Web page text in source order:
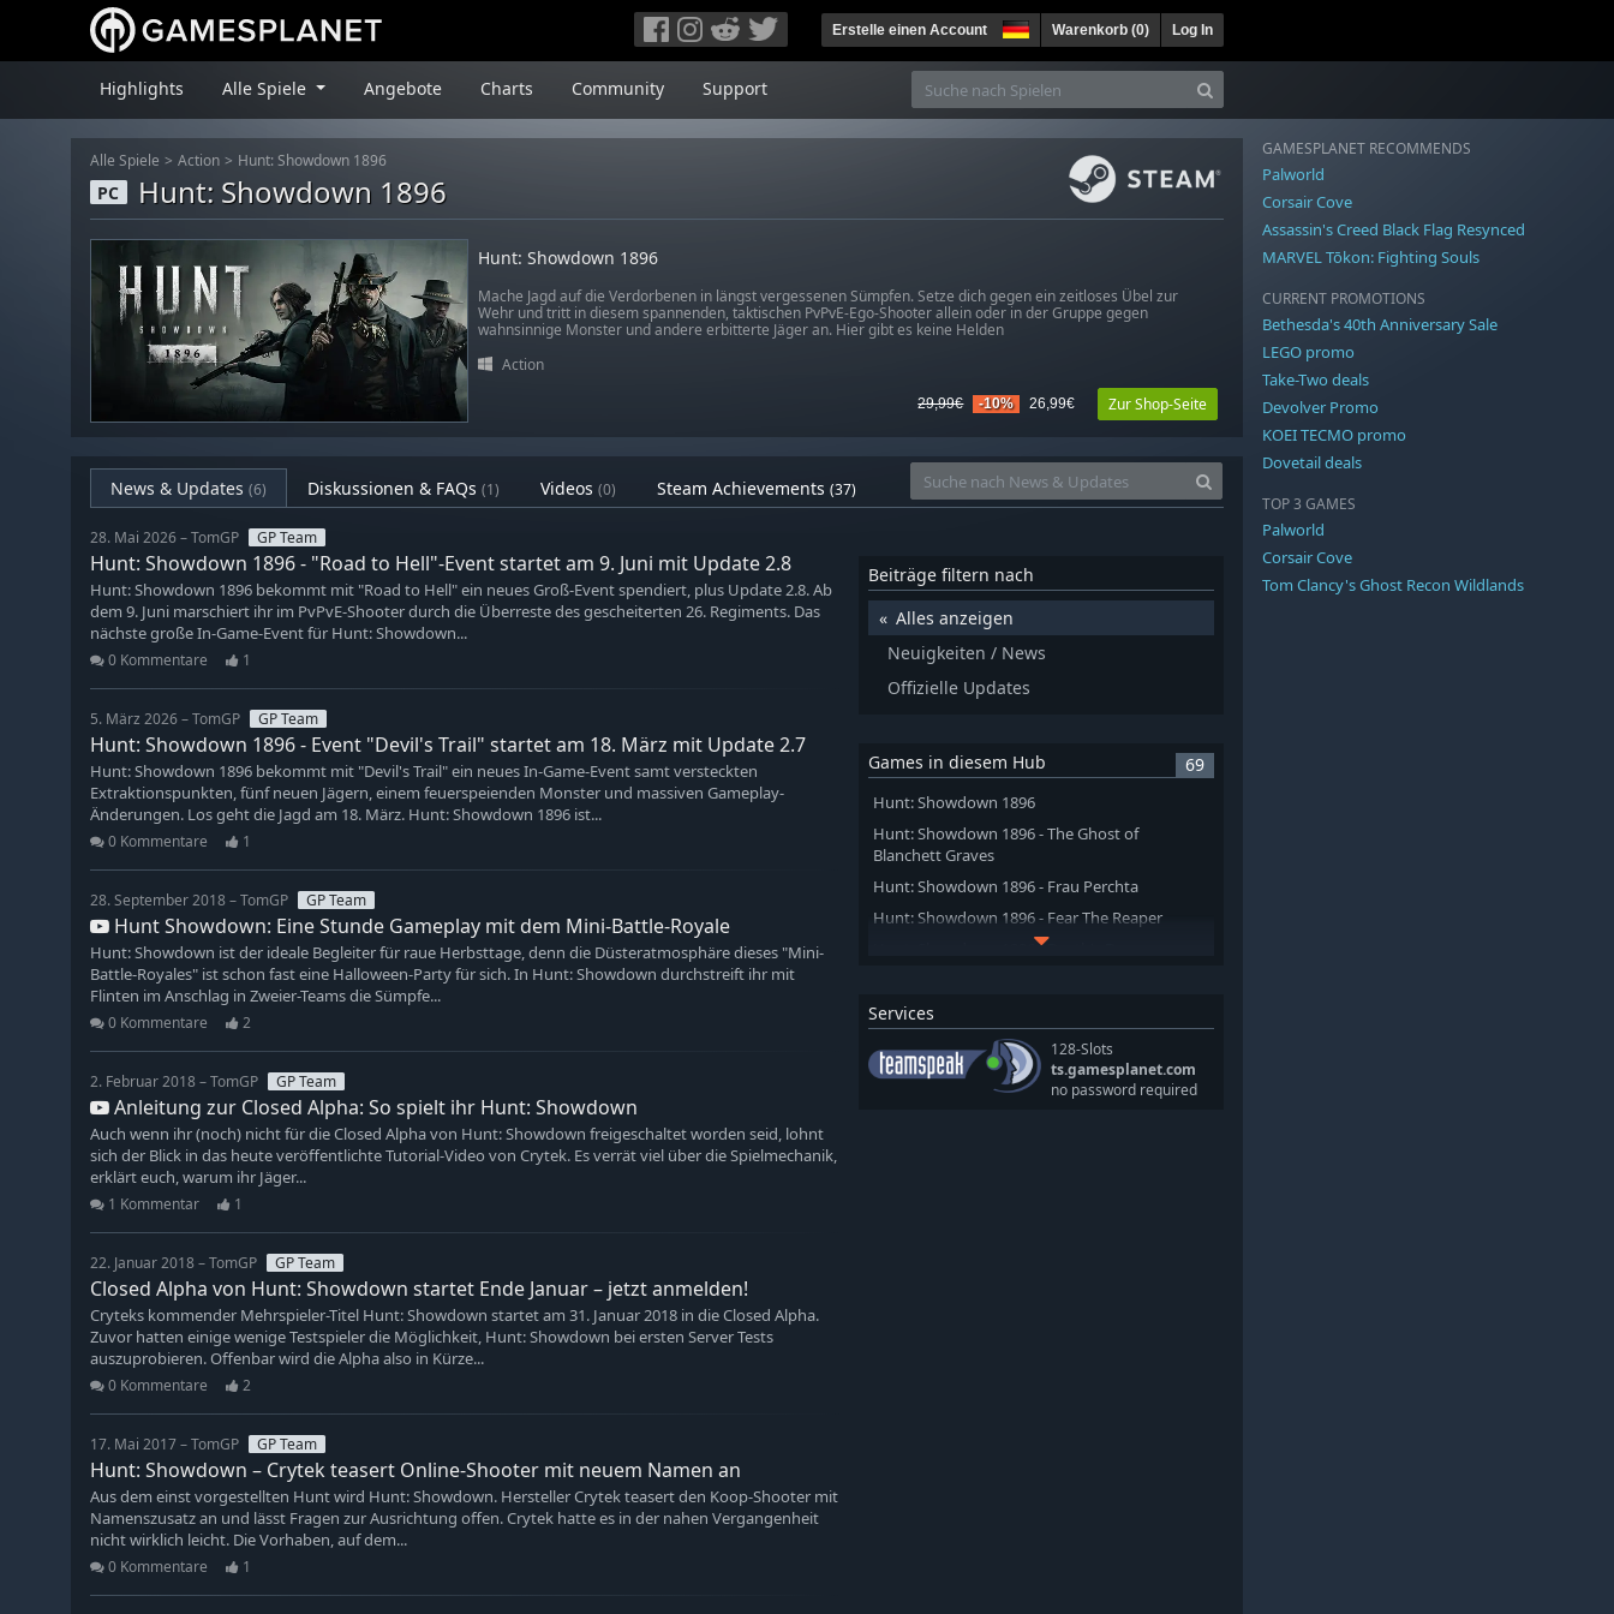
Erstelle einen Account Warenkorb (0) Log In
Highlights Alle Spiele Angebote Charts Community Support
Alle Spiele Action Hunt: Showdown 1896
PC Hunt: Showdown 1896
Hunt: Showdown 1896
Mache Jagd auf die Verdorbenen in längst vergessenen Sümpfen. Setze dich gegen ein zeitloses Übel zur
Wehr und tritt in diesem spannenden, taktischen PvPvE-Ego-Shooter allein oder in der Gruppe gegen
wahnsinnige Monster und andere erbitterte Jäger an. Hier gibt es keine Helden
Action
29,99€ -10% 26,99€ Zur Shop-Seite
News & Updates (6) Diskussionen & FAQs (1) Videos (0) Steam Achievements (37)
28. Mai 2026 – TomGP GP Team
Hunt: Showdown 1896 - "Road to Hell"-Event startet am 9. Juni mit Update 2.8
Hunt: Showdown 1896 bekommt mit "Road to Hell" ein neues Groß-Event spendiert, plus Update 2.8. Ab
dem 9. Juni marschiert ihr im PvPvE-Shooter durch die Überreste des gescheiterten 26. Regiments. Das
nächste große In-Game-Event für Hunt: Showdown...
0 Kommentare 1
5. März 2026 – TomGP GP Team
Hunt: Showdown 1896 - Event "Devil's Trail" startet am 18. März mit Update 2.7
Hunt: Showdown 1896 bekommt mit "Devil's Trail" ein neues In-Game-Event samt versteckten
Extraktionspunkten, fünf neuen Jägern, einem feuerspeienden Monster und massiven Gameplay-
Änderungen. Los geht die Jagd am 18. März. Hunt: Showdown 1896 ist...
0 Kommentare 1
28. September 2018 – TomGP GP Team
Hunt Showdown: Eine Stunde Gameplay mit dem Mini-Battle-Royale
Hunt: Showdown ist der ideale Begleiter für raue Herbsttage, denn die Düsteratmosphäre dieses "Mini-
Battle-Royales" ist schon fast eine Halloween-Party für sich. In Hunt: Showdown durchstreift ihr mit
Flinten im Anschlag in Zweier-Teams die Sümpfe...
0 Kommentare 2
2. Februar 2018 – TomGP GP Team
Anleitung zur Closed Alpha: So spielt ihr Hunt: Showdown
Auch wenn ihr (noch) nicht für die Closed Alpha von Hunt: Showdown freigeschaltet worden seid, lohnt
sich der Blick in das heute veröffentlichte Tutorial-Video von Crytek. Es verrät viel über die Spielmechanik,
erklärt euch, warum ihr Jäger...
1 Kommentar 1
22. Januar 2018 – TomGP GP Team
Closed Alpha von Hunt: Showdown startet Ende Januar – jetzt anmelden!
Cryteks kommender Mehrspieler-Titel Hunt: Showdown startet am 31. Januar 2018 in die Closed Alpha.
Zuvor hatten einige wenige Testspieler die Möglichkeit, Hunt: Showdown bei ersten Server Tests
auszuprobieren. Offenbar wird die Alpha also in Kürze...
0 Kommentare 2
17. Mai 2017 – TomGP GP Team
Hunt: Showdown – Crytek teasert Online-Shooter mit neuem Namen an
Aus dem einst vorgestellten Hunt wird Hunt: Showdown. Hersteller Crytek teasert den Koop-Shooter mit
Namenszusatz an und lässt Fragen zur Ausrichtung offen. Crytek hatte es in der nahen Vergangenheit
nicht wirklich leicht. Die Vorhaben, auf dem...
0 Kommentare 1
Beiträge filtern nach
Alles anzeigen
Neuigkeiten / News
Offizielle Updates
Games in diesem Hub 69
Hunt: Showdown 1896
Hunt: Showdown 1896 - The Ghost of
Blanchett Graves
Hunt: Showdown 1896 - Frau Perchta
Hunt: Showdown 1896 - Fear The Reaper
Hunt: Showdown 1896 - Death's Day
Hunt: Showdown 1896 - Violent Balance
Hunt: Showdown 1896 - Ghost Face Rampage
Hunt: Showdown 1896 - Starter Edition
Hunt: Showdown 1896 - Deluxe Edition
Services
128-Slots
ts.gamesplanet.com
no password required
GAMESPLANET RECOMMENDS
Palworld
Corsair Cove
Assassin's Creed Black Flag Resynced
MARVEL Tōkon: Fighting Souls
CURRENT PROMOTIONS
Bethesda's 40th Anniversary Sale
LEGO promo
Take-Two deals
Devolver Promo
KOEI TECMO promo
Dovetail deals
TOP 3 GAMES
Palworld
Corsair Cove
Tom Clancy's Ghost Recon Wildlands